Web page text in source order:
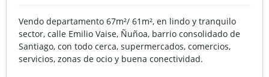
Vendo departamento 67m²/ 61m², en lindo y tranquilo
sector, calle Emilio Vaise, Ñuñoa, barrio consolidado de
Santiago, con todo cerca, supermercados, comercios,
servicios, zonas de ocio y buena conectividad.